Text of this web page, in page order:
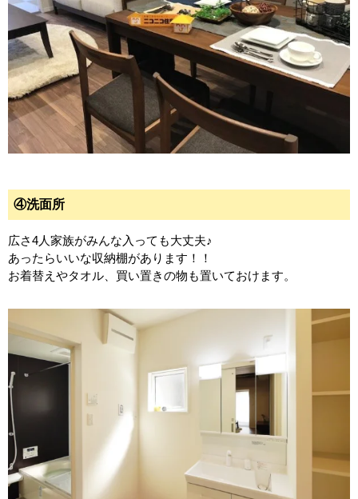
④洗面所
広さ4人家族がみんな入っても大丈夫♪
あったらいいな収納棚があります！！
お着替えやタオル、買い置きの物も置いておけます。